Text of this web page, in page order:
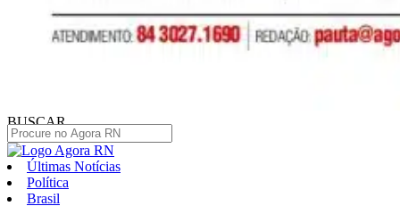
BUSCAR
Últimas Notícias
Política
Brasil